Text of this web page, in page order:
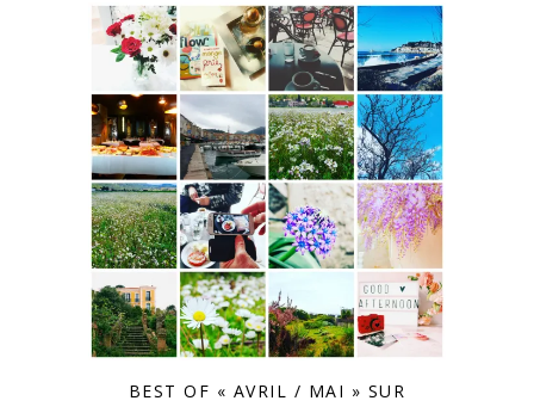
BEST OF « AVRIL / MAI » SUR